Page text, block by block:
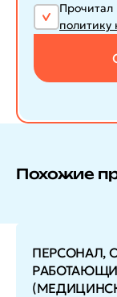
политику
Похожие
ПЕРСОНАЛ,